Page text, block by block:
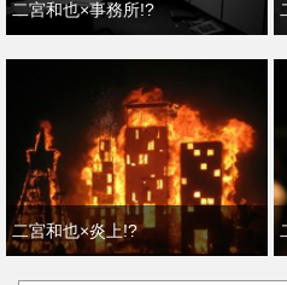
二宮和也×事務所!?
二宮和也×炎上!?